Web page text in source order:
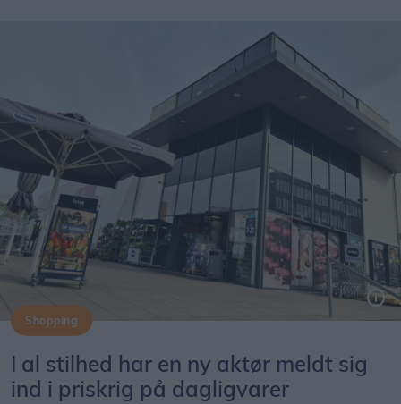
Shopping
I al stilhed har en ny aktør meldt sig
ind i priskrig på dagligvarer